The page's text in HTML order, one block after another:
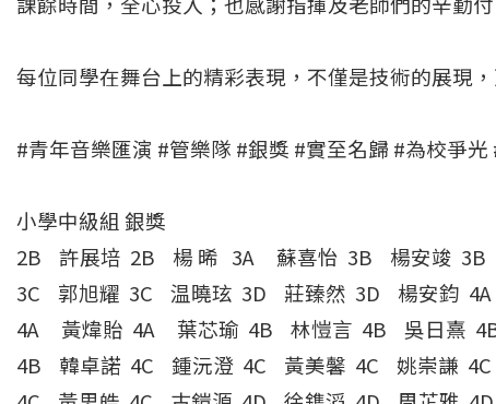
每位同學在舞台上的精彩表現，不僅是技術的展現
#青年音樂匯演 #管樂隊 #銀獎 #實至名歸 #為校爭光
小學中級組 銀獎
2B 許展培 2B 楊 晞 3A 蘇喜怡 3B 楊安竣
3C 郭旭耀 3C 温曉玹 3D 莊臻然 3D 楊安鈞
4A 黃煒貽 4A 葉芯瑜 4B 林愷言 4B 吳日熹
4B 韓卓諾 4C 鍾沅澄 4C 黃美馨 4C 姚崇謙